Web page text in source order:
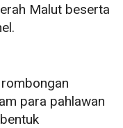
Malut beserta
para pahlawan